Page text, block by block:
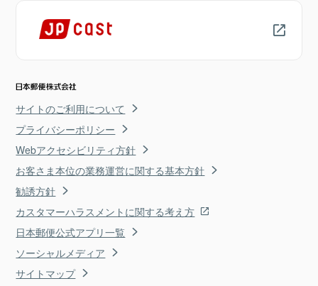
サイトのご利用について
プライバシーポリシー
Webアクセシビリティ方針
お客さま本位の業務運営に関する基本方針
勧誘方針
カスタマーハラスメントに関する考え方
日本郵便公式アプリ一覧
ソーシャルメディア
サイトマップ